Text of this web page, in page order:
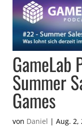
GameLab
Summer
Games
von Daniel | Aug. 2,